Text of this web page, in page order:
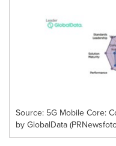
Source: 5G Mobile Core:
by GlobalData